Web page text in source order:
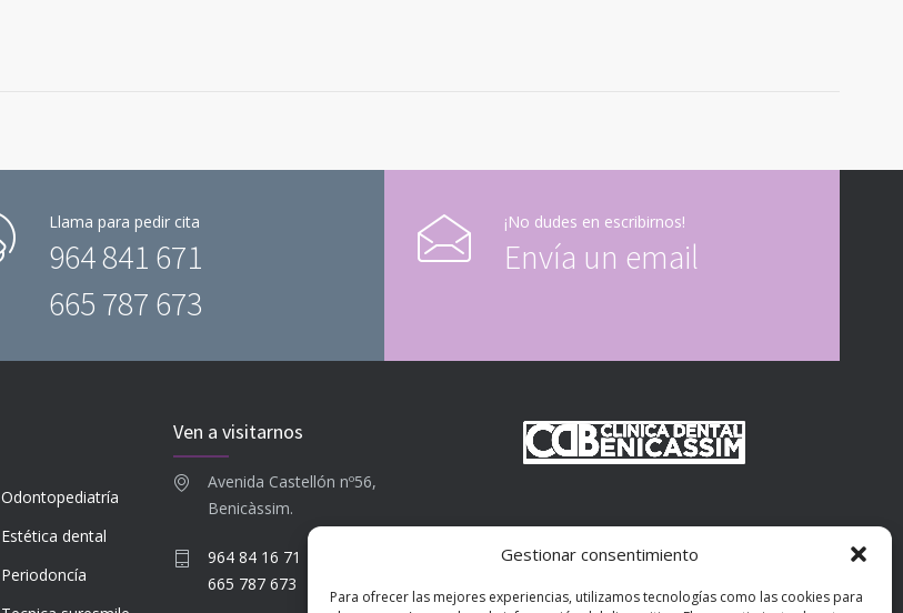
Gestionar consentimiento
Para ofrecer las mejores experiencias, utilizamos tecnologías como las cookies para
Llama para pedir cita
964 841 671
665 787 673
¡No dudes en escribirnos!
Envía un email
Odontopediatría
Estética dental
Periodoncía
Ven a visitarnos
Avenida Castellón nº56,
Benicàssim.
964 84 16 71
665 787 673